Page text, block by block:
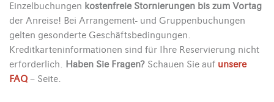
Einzelbuchungen kostenfreie Stornierungen bis zum Vortag
der Anreise! Bei Arrangement- und Gruppenbuchungen
gelten gesonderte Geschäftsbedingungen.
Kreditkarteninformationen sind für Ihre Reservierung nicht
erforderlich. Haben Sie Fragen? Schauen Sie auf unsere
FAQ – Seite.